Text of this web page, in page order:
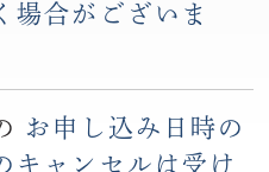
場合がございま
お申し込み日時の
キャンセルは受け